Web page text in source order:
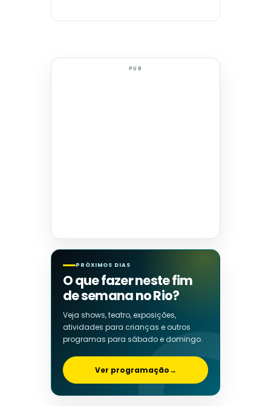
PUB
PRÓXIMOS DIAS
O que fazer neste fim
de semana no Rio?
Veja shows, teatro, exposições,
atividades para crianças e outros
programas para sábado e domingo.
Ver programação→